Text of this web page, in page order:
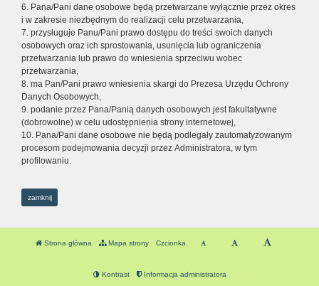
6. Pana/Pani dane osobowe będą przetwarzane wyłącznie przez okres
i w zakresie niezbędnym do realizacji celu przetwarzania,
7. przysługuje Panu/Pani prawo dostępu do treści swoich danych
osobowych oraz ich sprostowania, usunięcia lub ograniczenia
przetwarzania lub prawo do wniesienia sprzeciwu wobec
przetwarzania,
8. ma Pan/Pani prawo wniesienia skargi do Prezesa Urzędu Ochrony
Danych Osobowych,
9. podanie przez Pana/Panią danych osobowych jest fakultatywne
(dobrowolne) w celu udostępnienia strony internetowej,
10. Pana/Pani dane osobowe nie będą podlegały zautomatyzowanym
procesom podejmowania decyzji przez Administratora, w tym
profilowaniu.
zamknij
Strona główna Mapa strony Czcionka
Kontrast Informacja administratora